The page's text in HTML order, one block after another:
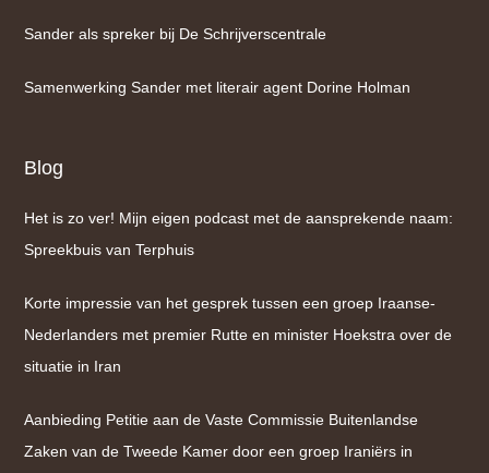
Sander als spreker bij De Schrijverscentrale
Samenwerking Sander met literair agent Dorine Holman
Blog
Het is zo ver! Mijn eigen podcast met de aansprekende naam:
Spreekbuis van Terphuis
Korte impressie van het gesprek tussen een groep Iraanse-
Nederlanders met premier Rutte en minister Hoekstra over de
situatie in Iran
Aanbieding Petitie aan de Vaste Commissie Buitenlandse
Zaken van de Tweede Kamer door een groep Iraniërs in